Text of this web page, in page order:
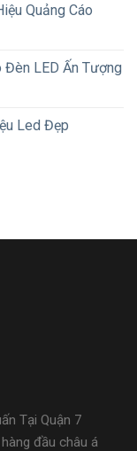
Quảng Cáo
Đèn LED Ấn Tượng
Led Đẹp
Tại Quận 7
đầu châu á